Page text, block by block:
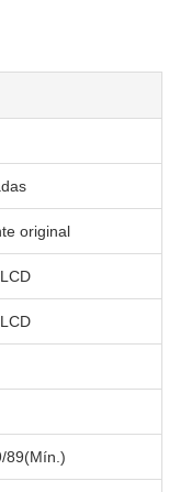
original
89(Mín.)